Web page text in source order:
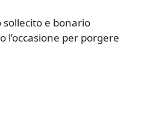
sollecito e bonario
l’occasione per porgere